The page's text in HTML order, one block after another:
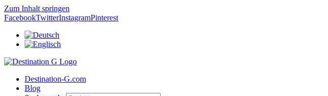
Zum Inhalt springen
FacebookTwitterInstagramPinterest
Destination-G.com
Blog